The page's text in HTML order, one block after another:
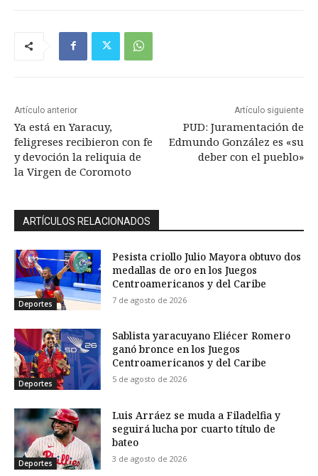
Artículo anterior
Ya está en Yaracuy,
feligreses recibieron con fe
y devoción la reliquia de
la Virgen de Coromoto
Artículo siguiente
PUD: Juramentación de
Edmundo González es «su
deber con el pueblo»
ARTÍCULOS RELACIONADOS
Deportes
Pesista criollo Julio Mayora obtuvo dos
medallas de oro en los Juegos
Centroamericanos y del Caribe
7 de agosto de 2026
Deportes
Sablista yaracuyano Eliécer Romero
ganó bronce en los Juegos
Centroamericanos y del Caribe
5 de agosto de 2026
Deportes
Luis Arráez se muda a Filadelfia y
seguirá lucha por cuarto título de
bateo
3 de agosto de 2026